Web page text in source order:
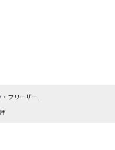
・フリーザー